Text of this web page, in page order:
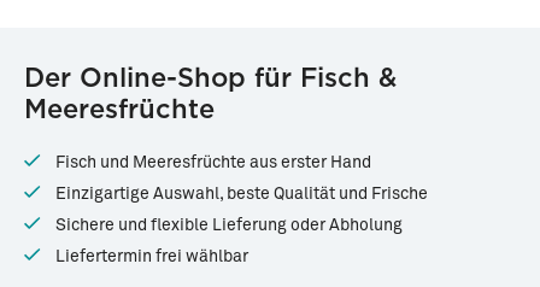
Der Online-Shop für Fisch &
Meeresfrüchte
Fisch und Meeresfrüchte aus erster Hand
Einzigartige Auswahl, beste Qualität und Frische
Sichere und flexible Lieferung oder Abholung
Liefertermin frei wählbar